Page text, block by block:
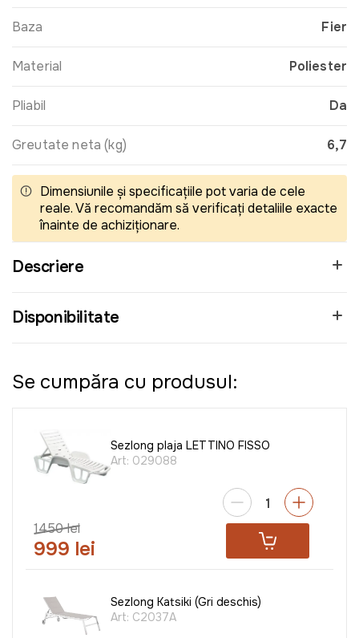
Baza Fier
Material Poliester
Pliabil Da
Greutate neta (kg) 6,7
Dimensiunile și specificațiile pot varia de cele
reale. Vă recomandăm să verificați detaliile exacte
înainte de achiziționare.
Descriere
Disponibilitate
Se cumpăra cu produsul:
Sezlong plaja LETTINO FISSO
Art: 029088
1450 lei
999 lei
Sezlong Katsiki (Gri deschis)
Art: C2037A